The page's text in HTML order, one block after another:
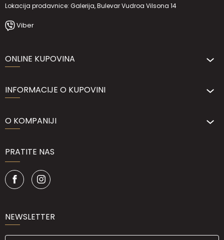
Lokacija prodavnice: Galerija, Bulevar Vudroa Vilsona 14
Viber
ONLINE KUPOVINA
INFORMACIJE O KUPOVINI
O KOMPANIJI
PRATITE NAS
NEWSLETTER